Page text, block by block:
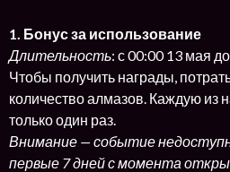
1. Бонус за использование
Длительность: с 00:00 13 мая
Чтобы получить награды,
количество алмазов. Каждую из
только один раз.
Внимание — событие
первые 7 дней с момента